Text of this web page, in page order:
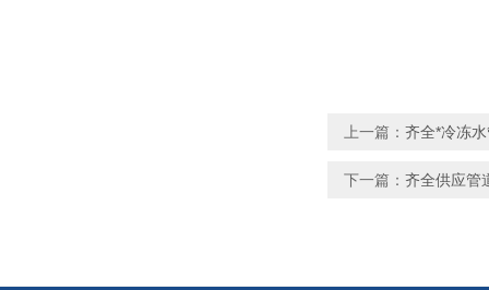
上一篇： 齐全*冷冻
下一篇： 齐全供应管